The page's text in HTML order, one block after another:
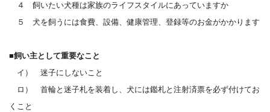
４ 飼いたい犬種は家族のライフスタイルにあっていますか
５ 犬を飼うには食費、設備、健康管理、登録等のお金がかかります
■飼い主として重要なこと
イ） 迷子にしないこと
ロ） 首輪と迷子札を装着し、犬には鑑札と注射済票を必ず付けてお
くこと